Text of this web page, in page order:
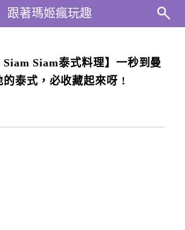
姬瘋玩趣
跟著瑪姬瘋玩趣
Siam Siam泰式料理】一秒到曼
的泰式，必收藏起來呀 !